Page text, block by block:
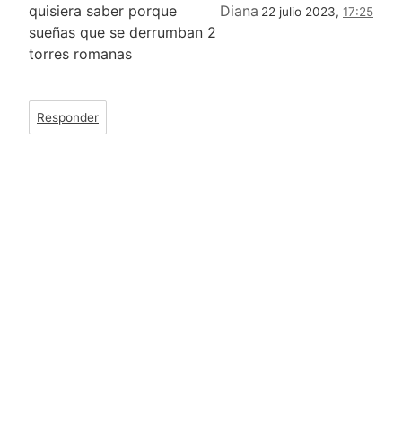
Diana 22 julio 2023, 17:25
quisiera saber porque
sueñas que se derrumban 2
torres romanas
Responder